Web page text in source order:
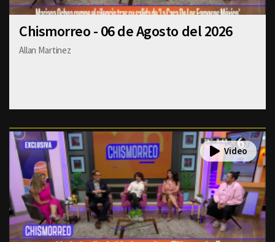
Chismorreo - 06 de Agosto del 2026
Allan Martinez